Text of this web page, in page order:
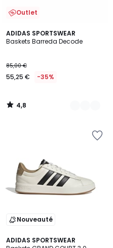
Outlet
ADIDAS SPORTSWEAR
Baskets Barreda Decode
85,00 €
55,25 € -35%
4,8
/ 5
3
Couleurs
4,8
/
Nouveauté
ADIDAS SPORTSWEAR